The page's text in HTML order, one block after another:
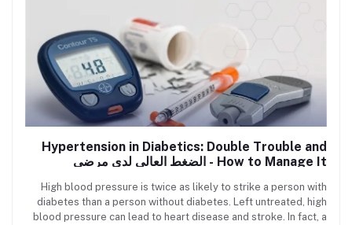
Hypertension in Diabetics: Double Trouble and
How to Manage It - الضغط العالي لدى مرضى
High blood pressure is twice as likely to strike a person with
diabetes than a person without diabetes. Left untreated, high
blood pressure can lead to heart disease and stroke. In fact, a